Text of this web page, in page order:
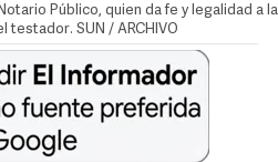
Público, quien da fe y legalidad a la
testador. SUN / ARCHIVO